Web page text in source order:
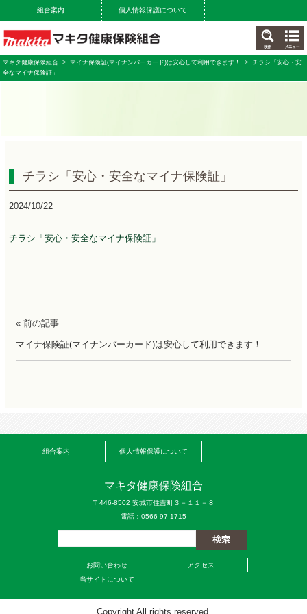
組合案内 個人情報保護について
マキタ健康保険組合 > マイナ保険証(マイナンバーカード)は安心して利用できます！
> チラシ「安心・安
全なマイナ保険証」
チラシ「安心・安全なマイナ保険証」
2024/10/22
チラシ「安心・安全なマイナ保険証」
« 前の記事
マイナ保険証(マイナンバーカード)は安心して利用できます！
組合案内 個人情報保護について
マキタ健康保険組合
〒446-8502 安城市住吉町３－１１－８
電話：0566-97-1715
お問い合わせ
アクセス
当サイトについて
Copyright All rights reserved.